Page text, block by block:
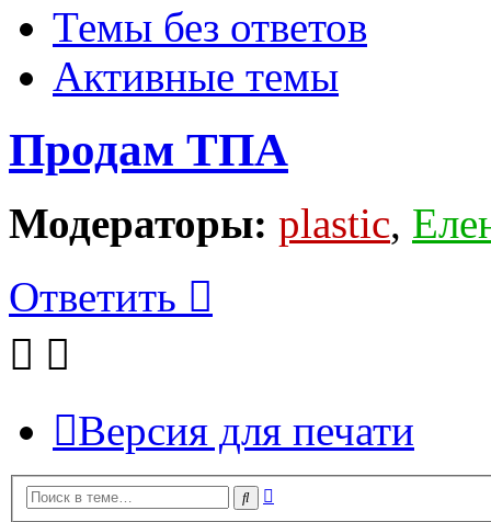
Темы без ответов
Активные темы
Продам ТПА
Модераторы: plastic,
Ответить
Версия для печати
Поиск